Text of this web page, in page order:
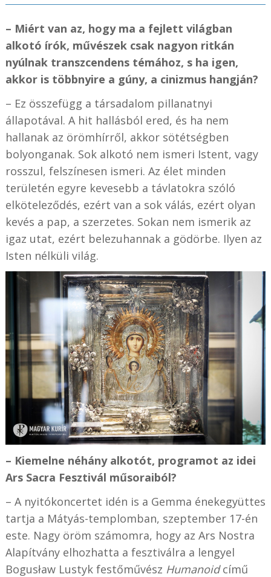
– Miért van az, hogy ma a fejlett világban
alkotó írók, művészek csak nagyon ritkán
nyúlnak transzcendens témához, s ha igen,
akkor is többnyire a gúny, a cinizmus hangján?
– Ez összefügg a társadalom pillanatnyi
állapotával. A hit hallásból ered, és ha nem
hallanak az örömhírről, akkor sötétségben
bolyonganak. Sok alkotó nem ismeri Istent, vagy
rosszul, felszínesen ismeri. Az élet minden
területén egyre kevesebb a távlatokra szóló
elköteleződés, ezért van a sok válás, ezért olyan
kevés a pap, a szerzetes. Sokan nem ismerik az
igaz utat, ezért belezuhannak a gödörbe. Ilyen az
Isten nélküli világ.
– Kiemelne néhány alkotót, programot az idei
Ars Sacra Fesztivál műsoraiból?
– A nyitókoncertet idén is a Gemma énekegyüttes
tartja a Mátyás-templomban, szeptember 17-én
este. Nagy öröm számomra, hogy az Ars Nostra
Alapítvány elhozhatta a fesztiválra a lengyel
Bogusław Lustyk festőművész Humanoidcímű